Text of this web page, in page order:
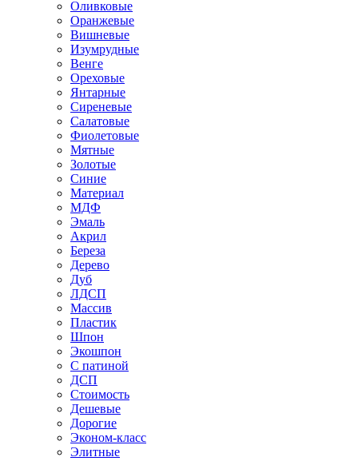
Оливковые
Оранжевые
Вишневые
Изумрудные
Венге
Ореховые
Янтарные
Сиреневые
Салатовые
Фиолетовые
Мятные
Золотые
Синие
Материал
МДФ
Эмаль
Акрил
Береза
Дерево
Дуб
ЛДСП
Массив
Пластик
Шпон
Экошпон
С патиной
ДСП
Стоимость
Дешевые
Дорогие
Эконом-класс
Элитные